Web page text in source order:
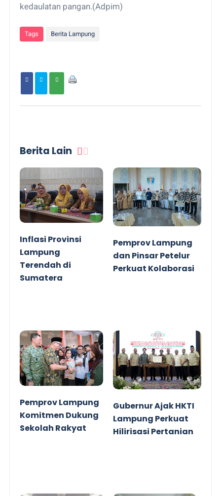
kedaulatan pangan.(Adpim)
Tags Berita Lampung
Berita Lain
Inflasi Provinsi
Lampung
Terendah di
Sumatera
Pemprov Lampung
dan Pinsar Petelur
Perkuat Kolaborasi
Pemprov Lampung
Komitmen Dukung
Sekolah Rakyat
Gubernur Ajak HKTI
Lampung Perkuat
Hilirisasi Pertanian